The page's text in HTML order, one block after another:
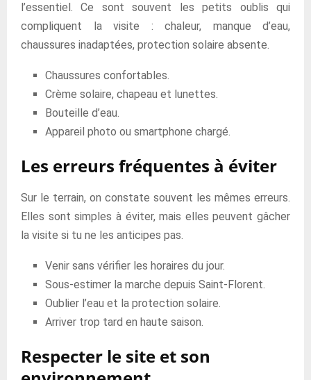
l’essentiel. Ce sont souvent les petits oublis qui
compliquent la visite : chaleur, manque d’eau,
chaussures inadaptées, protection solaire absente.
Chaussures confortables.
Crème solaire, chapeau et lunettes.
Bouteille d’eau.
Appareil photo ou smartphone chargé.
Les erreurs fréquentes à éviter
Sur le terrain, on constate souvent les mêmes erreurs.
Elles sont simples à éviter, mais elles peuvent gâcher
la visite si tu ne les anticipes pas.
Venir sans vérifier les horaires du jour.
Sous-estimer la marche depuis Saint-Florent.
Oublier l’eau et la protection solaire.
Arriver trop tard en haute saison.
Respecter le site et son